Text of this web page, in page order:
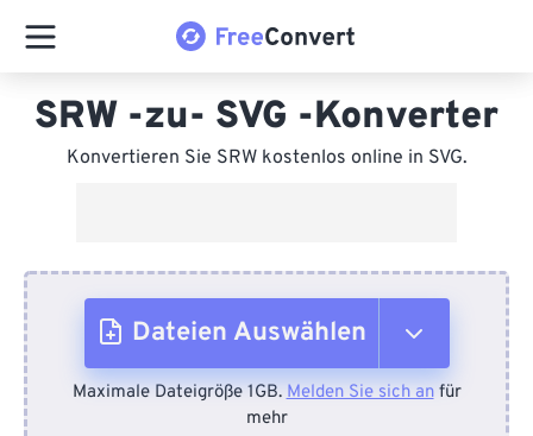
SRW -zu- SVG -Konverter
Konvertieren Sie SRW kostenlos online in SVG.
Dateien Auswählen
Vom Gerät
Maximale Dateigröße 1GB.Melden Sie sich anfür
mehr